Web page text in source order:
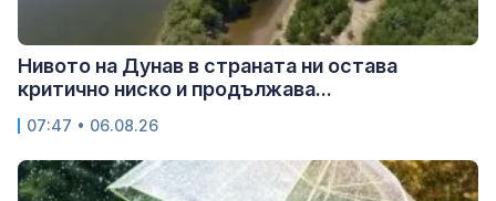
Нивото на Дунав в страната ни остава
критично ниско и продължава...
07:47 • 06.08.26